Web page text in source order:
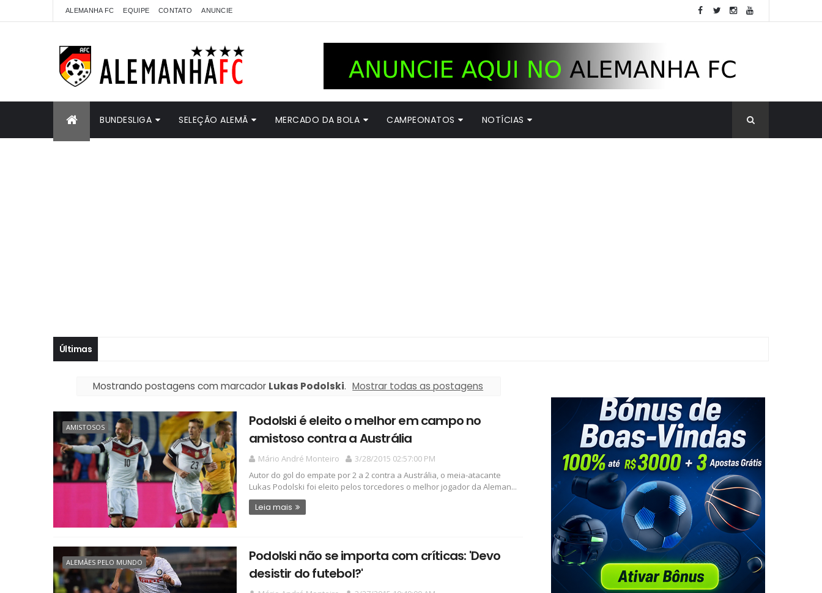
ALEMANHA FC EQUIPE CONTATO ANUNCIE
BUNDESLIGA SELEÇÃO ALEMÃ MERCADO DA BOLA CAMPEONATOS NOTÍCIAS
Últimas
Mostrando postagens com marcador Lukas Podolski. Mostrar todas as postagens
AMISTOSOS
Podolski é eleito o melhor em campo no
amistoso contra a Austrália
Mário André Monteiro
3/28/2015 02:57:00 PM
Autor do gol do empate por 2 a 2 contra a Austrália, o meia-atacante
Lukas Podolski foi eleito pelos torcedores o melhor jogador da Aleman...
Leia mais
ALEMÃES PELO MUNDO
Podolski não se importa com críticas: 'Devo
desistir do futebol?'